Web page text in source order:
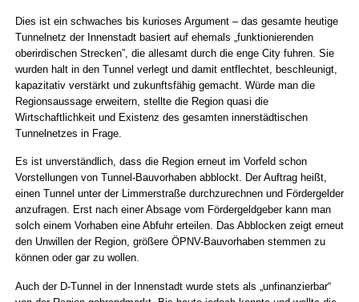
Dies ist ein schwaches bis kurioses Argument – das gesamte heutige
Tunnelnetz der Innenstadt basiert auf ehemals „funktionierenden
oberirdischen Strecken”, die allesamt durch die enge City fuhren. Sie
wurden halt in den Tunnel verlegt und damit entflechtet, beschleunigt,
kapazitativ verstärkt und zukunftsfähig gemacht. Würde man die
Regionsaussage erweitern, stellte die Region quasi die
Wirtschaftlichkeit und Existenz des gesamten innerstädtischen
Tunnelnetzes in Frage.
Es ist unverständlich, dass die Region erneut im Vorfeld schon
Vorstellungen von Tunnel-Bauvorhaben abblockt. Der Auftrag heißt,
einen Tunnel unter der Limmerstraße durchzurechnen und Fördergelder
anzufragen. Erst nach einer Absage vom Fördergeldgeber kann man
solch einem Vorhaben eine Abfuhr erteilen. Das Abblocken zeigt erneut
den Unwillen der Region, größere ÖPNV-Bauvorhaben stemmen zu
können oder gar zu wollen.
Auch der D-Tunnel in der Innenstadt wurde stets als „unfinanzierbar“